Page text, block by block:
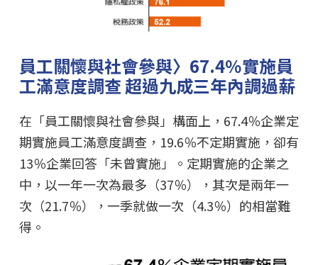
員工關懷與社會參與〉67.4％實施員
工滿意度調查 超過九成三年內調過薪
在「員工關懷與社會參與」構面上，67.4％企業定
期實施員工滿意度調查，19.6％不定期實施，卻有
13％企業回答「未曾實施」。定期實施的企業之
中，以一年一次為最多（37％），其次是兩年一
次（21.7％），一季就做一次（4.3％）的相當難
得。